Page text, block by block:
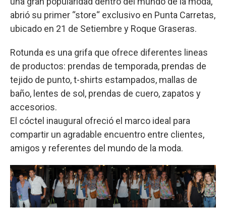
abrió su primer “store“ exclusivo en Punta Carretas,
ubicado en 21 de Setiembre y Roque Graseras.
Rotunda es una grifa que ofrece diferentes lineas
de productos: prendas de temporada, prendas de
tejido de punto, t-shirts estampados, mallas de
baño, lentes de sol, prendas de cuero, zapatos y
accesorios.
El cóctel inaugural ofreció el marco ideal para
compartir un agradable encuentro entre clientes,
amigos y referentes del mundo de la moda.